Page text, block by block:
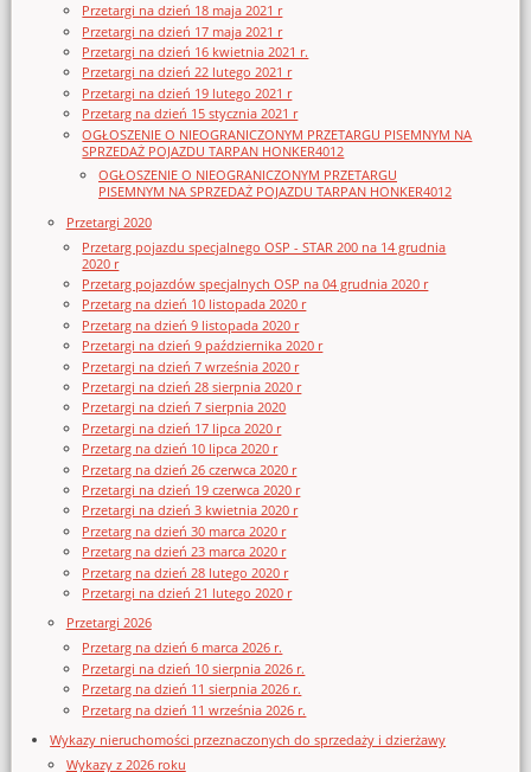
Przetargi na dzień 18 maja 2021 r
Przetargi na dzień 17 maja 2021 r
Przetargi na dzień 16 kwietnia 2021 r.
Przetargi na dzień 22 lutego 2021 r
Przetargi na dzień 19 lutego 2021 r
Przetarg na dzień 15 stycznia 2021 r
OGŁOSZENIE O NIEOGRANICZONYM PRZETARGU PISEMNYM NA
SPRZEDAŻ POJAZDU TARPAN HONKER4012
OGŁOSZENIE O NIEOGRANICZONYM PRZETARGU
PISEMNYM NA SPRZEDAŻ POJAZDU TARPAN HONKER4012
Przetargi 2020
Przetarg pojazdu specjalnego OSP - STAR 200 na 14 grudnia
2020 r
Przetarg pojazdów specjalnych OSP na 04 grudnia 2020 r
Przetarg na dzień 10 listopada 2020 r
Przetarg na dzień 9 listopada 2020 r
Przetargi na dzień 9 października 2020 r
Przetargi na dzień 7 września 2020 r
Przetargi na dzień 28 sierpnia 2020 r
Przetargi na dzień 7 sierpnia 2020
Przetargi na dzień 17 lipca 2020 r
Przetarg na dzień 10 lipca 2020 r
Przetarg na dzień 26 czerwca 2020 r
Przetargi na dzień 19 czerwca 2020 r
Przetargi na dzień 3 kwietnia 2020 r
Przetarg na dzień 30 marca 2020 r
Przetarg na dzień 23 marca 2020 r
Przetarg na dzień 28 lutego 2020 r
Przetargi na dzień 21 lutego 2020 r
Przetargi 2026
Przetarg na dzień 6 marca 2026 r.
Przetargi na dzień 10 sierpnia 2026 r.
Przetarg na dzień 11 sierpnia 2026 r.
Przetarg na dzień 11 września 2026 r.
Wykazy nieruchomości przeznaczonych do sprzedaży i dzierżawy
Wykazy z 2026 roku